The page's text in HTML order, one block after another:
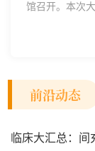
馆召开。本次
范区生物医药
前沿动态
临床大汇总：间